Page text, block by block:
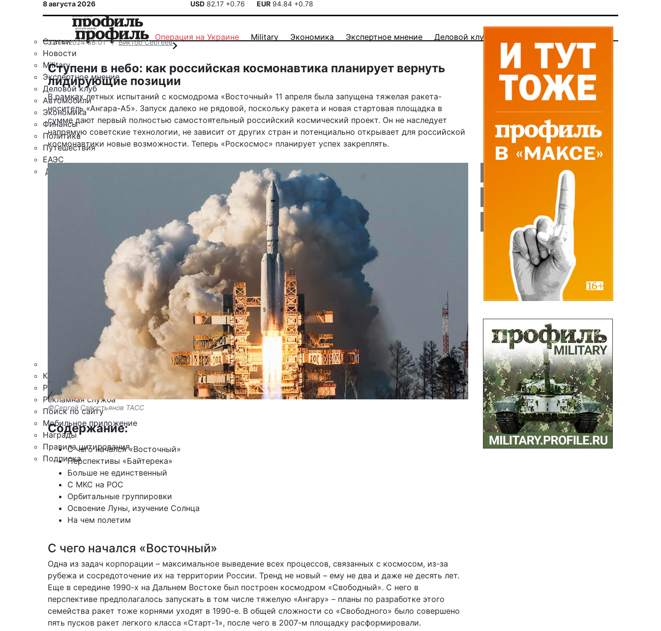
8 августа 2026 USD 82.17 +0.76 EUR 94.84 +0.78
Статьи
Новости
Military
Экспертное мнение
Деловой клуб
Автомобили
Экономика
Финансы
Политика
Путешествия
ЕАЭС
Другие рубрики
Наука и Технологии
Происшествия
Стиль жизни
Новости партнеров
Интересное
Контакты
Редакция
Рекламная служба
Поиск по сайту
Мобильное приложение
Награды
Правила цитирования
Подписка
Операция на Украине Military Экономика Экспертное мнение Деловой клуб
22.04.2024 08:01 Виктор Сергеев
Ступени в небо: как российская космонавтика планирует вернуть
лидирующие позиции
В рамках летных испытаний с космодрома «Восточный» 11 апреля была запущена тяжелая ракета-
носитель «Ангара-А5». Запуск далеко не рядовой, поскольку ракета и новая стартовая площадка в
сумме дают первый полностью самостоятельный российский космический проект. Он не наследует
напрямую советские технологии, не зависит от других стран и потенциально открывает для российской
космонавтики новые возможности. Теперь «Роскосмос» планирует успех закреплять.
©Сергей Савостьянов ТАСС
Содержание:
С чего начался «Восточный»
Перспективы «Байтерека»
Больше не единственный
С МКС на РОС
Орбитальные группировки
Освоение Луны, изучение Солнца
На чем полетим
С чего начался «Восточный»
Одна из задач корпорации – максимальное выведение всех процессов, связанных с космосом, из-за
рубежа и сосредоточение их на территории России. Тренд не новый – ему не два и даже не десять лет.
Еще в середине 1990-х на Дальнем Востоке был построен космодром «Свободный». С него в
перспективе предполагалось запускать в том числе тяжелую «Ангару» – планы по разработке этого
семейства ракет тоже корнями уходят в 1990-е. В общей сложности со «Свободного» было совершено
пять пусков ракет легкого класса «Старт-1», после чего в 2007-м площадку расформировали.